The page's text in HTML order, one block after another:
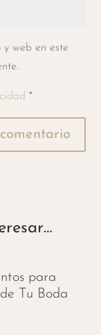
y web en este
*
para
Tu Boda